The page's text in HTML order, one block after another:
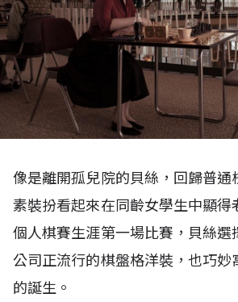
像是離開孤兒院的貝絲，回歸普通
素裝扮看起來在同齡女學生中顯得
個人棋賽生涯第一場比賽，貝絲選
公司正流行的棋盤格洋裝，也巧妙
的誕生。